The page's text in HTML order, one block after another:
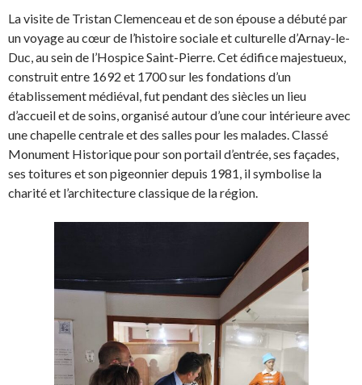
La visite de Tristan Clemenceau et de son épouse a débuté par
un voyage au cœur de l’histoire sociale et culturelle d’Arnay-le-
Duc, au sein de l’Hospice Saint-Pierre. Cet édifice majestueux,
construit entre 1692 et 1700 sur les fondations d’un
établissement médiéval, fut pendant des siècles un lieu
d’accueil et de soins, organisé autour d’une cour intérieure avec
une chapelle centrale et des salles pour les malades. Classé
Monument Historique pour son portail d’entrée, ses façades,
ses toitures et son pigeonnier depuis 1981, il symbolise la
charité et l’architecture classique de la région.